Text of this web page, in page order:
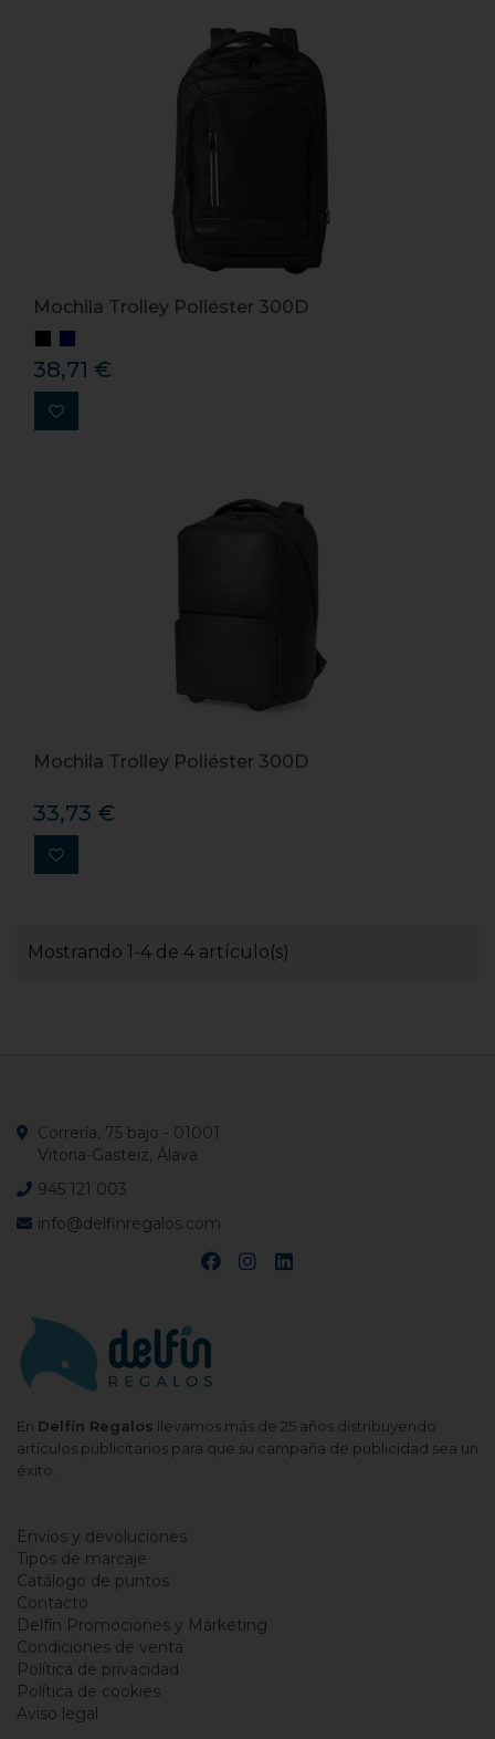
Mochila Trolley Poliéster 300D
38,71 €
Mochila Trolley Poliéster 300D
33,73 €
Mostrando 1-4 de 4 artículo(s)
En Delfín Regalos llevamos más de 25 años distribuyendo
artículos publicitarios para que su campaña de publicidad sea un
éxito.
Correría, 75 bajo - 01001
Vitoria-Gasteiz, Álava
945 121 003
info@delfinregalos.com
Envíos y devoluciones
Tipos de marcaje
Catálogo de puntos
Contacto
Delfín Promociones y Márketing
Condiciones de venta
Política de privacidad
Política de cookies
Aviso legal